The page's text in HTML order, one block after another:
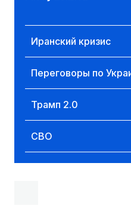
Иранский кризис
Переговоры по
Трамп 2.0
СВО